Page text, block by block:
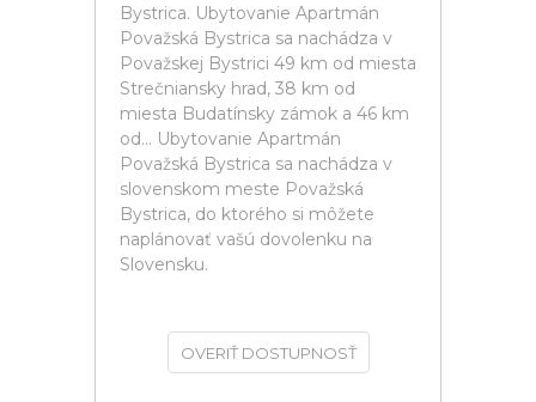
Bystrica. Ubytovanie Apartmán
Považská Bystrica sa nachádza v
Považskej Bystrici 49 km od miesta
Strečniansky hrad, 38 km od
miesta Budatínsky zámok a 46 km
od... Ubytovanie Apartmán
Považská Bystrica sa nachádza v
slovenskom meste Považská
Bystrica, do ktorého si môžete
naplánovať vašú dovolenku na
Slovensku.
OVERIŤ DOSTUPNOSŤ